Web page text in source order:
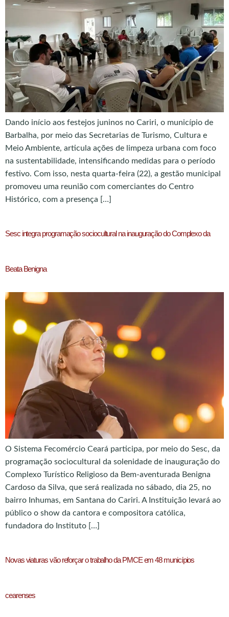
Dando início aos festejos juninos no Cariri, o município de
Barbalha, por meio das Secretarias de Turismo, Cultura e
Meio Ambiente, articula ações de limpeza urbana com foco
na sustentabilidade, intensificando medidas para o período
festivo. Com isso, nesta quarta-feira (22), a gestão municipal
promoveu uma reunião com comerciantes do Centro
Histórico, com a presença […]
Sesc integra programação sociocultural na inauguração do Complexo da
Beata Benigna
O Sistema Fecomércio Ceará participa, por meio do Sesc, da
programação sociocultural da solenidade de inauguração do
Complexo Turístico Religioso da Bem-aventurada Benigna
Cardoso da Silva, que será realizada no sábado, dia 25, no
bairro Inhumas, em Santana do Cariri. A Instituição levará ao
público o show da cantora e compositora católica,
fundadora do Instituto […]
Novas viaturas vão reforçar o trabalho da PMCE em 48 municípios
cearenses